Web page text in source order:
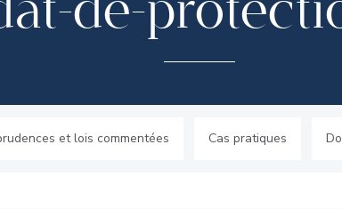
et lois commentées Cas pratiques